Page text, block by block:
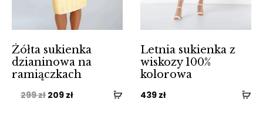
Żółta sukienka
dzianinowa na
ramiączkach
299zł Pierwotna
209 złAktualna
Letnia sukienka z
wiskozy 100%
kolorowa
439 zł